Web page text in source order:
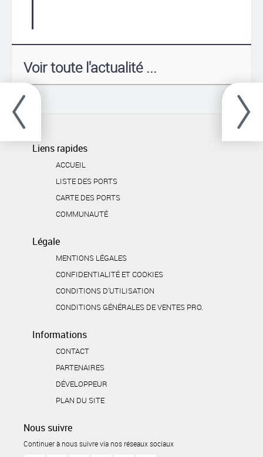
Voir toute l'actualité ...
Liens rapides
ACCUEIL
LISTE DES PORTS
CARTE DES PORTS
COMMUNAUTÉ
Légale
MENTIONS LÉGALES
CONFIDENTIALITÉ ET COOKIES
CONDITIONS D'UTILISATION
CONDITIONS GÉNÉRALES DE VENTES PRO.
Informations
CONTACT
PARTENAIRES
DÉVELOPPEUR
PLAN DU SITE
Nous suivre
Continuer à nous suivre via nos réseaux sociaux